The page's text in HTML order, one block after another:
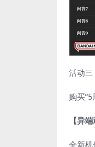
活动三
购买
【异
全新机